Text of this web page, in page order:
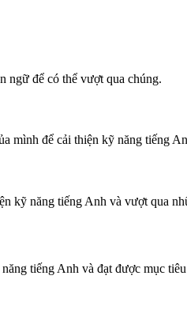
ngữ để có thể vượt qua chúng.
mình để cải thiện kỹ năng tiếng
kỹ năng tiếng Anh và vượt qua
tiếng Anh và đạt được mục